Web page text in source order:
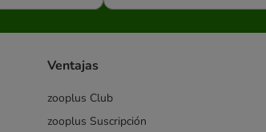
Ventajas
zooplus Club
zooplus Suscripción